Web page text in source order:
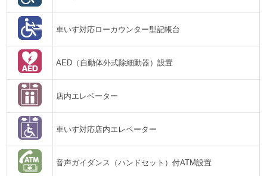
車いす対応ローカウンター型記帳台
AED（自動体外式除細動器）設置
店内エレベーター
車いす対応店内エレベーター
音声ガイダンス（ハンドセット）付ATM設置